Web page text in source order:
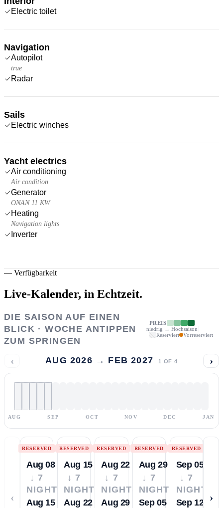
Electric toilet
Navigation
Autopilot
true
Radar
Sails
Electric winches
Yacht electrics
Air conditioning
Air condition
Generator
ONAN 11 KW
Heating
Navigation lights
Inverter
— Verfügbarkeit
Live-Kalender, in Echtzeit.
DIE SAISON AUF EINEN
BLICK · WOCHE ANTIPPEN
ZUM SPRINGEN
PREIS
niedrig → Hochsaison
Reserviert
Vorreserviert
‹ AUG 2026 → FEB 2027 1 OF 4 ›
AUG SEP OCT NOV DEC JAN
‹
RESERVED
Aug 08
↓ 7
NIGHTS
Aug 15
RESERVED
Aug 15
↓ 7
NIGHTS
Aug 22
RESERVED
Aug 22
↓ 7
NIGHTS
Aug 29
RESERVED
Aug 29
↓ 7
NIGHTS
Sep 05
RESERVED
Sep 05
↓ 7
NIGHTS
Sep 12
›